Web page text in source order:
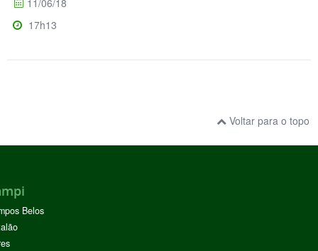
11/06/18
17h13
Voltar para o topo
Belos